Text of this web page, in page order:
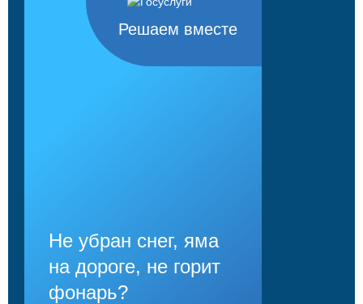
Решаем вместе
Не убран снег, яма
на дороге, не горит
фонарь?